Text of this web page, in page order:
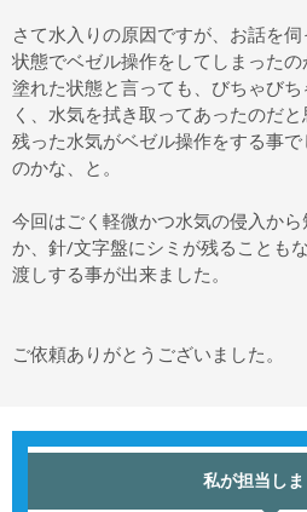
さて水入りの原因ですが、お話を
状態でベゼル操作をしてしまったの
塗れた状態と言っても、びちゃび
く、水気を拭き取ってあったのだ
残った水気がベゼル操作をする事
のかな、と。
今回はごく軽微かつ水気の侵入か
か、針/文字盤にシミが残ることも
渡しする事が出来ました。
ご依頼ありがとうございました。
私が担当し